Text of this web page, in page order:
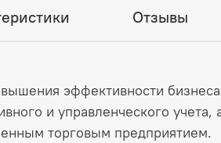
Отзывы
эффективности
и управленческого
торговым предприятием.